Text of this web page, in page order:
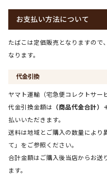
お支払い方法について
たばこは定価販売となりますので
なります。
代金引換
ヤマト運輸（宅急便コレクトサー
代金引換金額は （商品代金合計）
払いいただきます。
送料は地域とご購入の数量により
て」をご参照ください。
合計金額はご購入後当店からお送
ます。